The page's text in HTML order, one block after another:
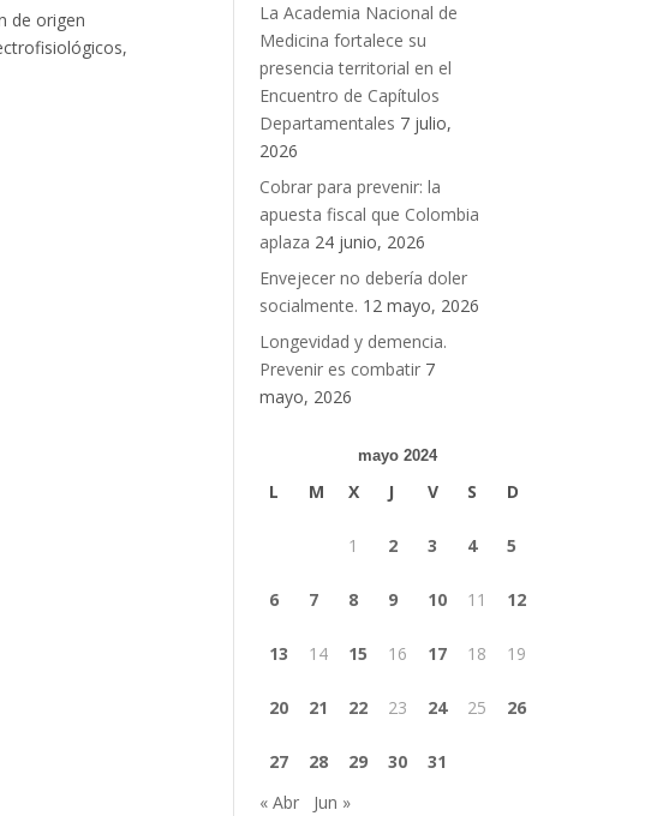
de origen
La Academia Nacional de
Medicina fortalece su
presencia territorial en el
Encuentro de Capítulos
Departamentales 7 julio,
2026
Cobrar para prevenir: la
apuesta fiscal que Colombia
aplaza 24 junio, 2026
Envejecer no debería doler
socialmente. 12 mayo, 2026
Longevidad y demencia.
Prevenir es combatir 7
mayo, 2026
mayo 2024
L M X J V S D
1 2 3 4 5
6 7 8 9 10 11 12
13 14 15 16 17 18 19
20 21 22 23 24 25 26
27 28 29 30
31
« Abr
Jun »